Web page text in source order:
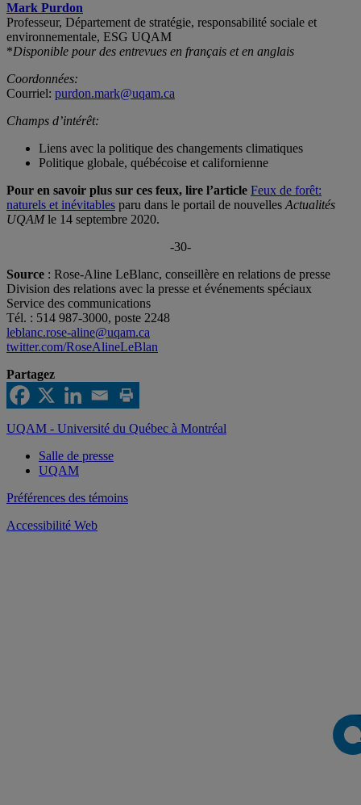
Mark Purdon
Professeur, Département de stratégie, responsabilité sociale et
environnementale, ESG UQAM
*Disponible pour des entrevues en français et en anglais
Coordonnées:
Courriel: purdon.mark@uqam.ca
Champs d’intérêt:
Liens avec la politique des changements climatiques
Politique globale, québécoise et californienne
Pour en savoir plus sur ces feux, lire l’article Feux de forêt:
naturels et inévitables paru dans le portail de nouvelles Actualités
UQAMle 14 septembre 2020.
-30-
Source : Rose-Aline LeBlanc, conseillère en relations de presse
Division des relations avec la presse et événements spéciaux
Service des communications
Tél. : 514 987-3000, poste 2248
leblanc.rose-aline@uqam.ca
twitter.com/RoseAlineLeBlan
Partagez
UQAM - Université du Québec à Montréal
Salle de presse
UQAM
Préférences des témoins
Accessibilité Web